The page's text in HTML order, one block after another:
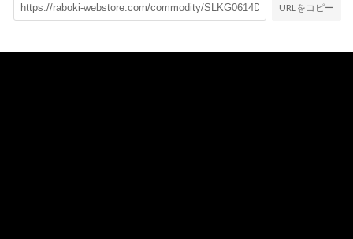
URLをコピー